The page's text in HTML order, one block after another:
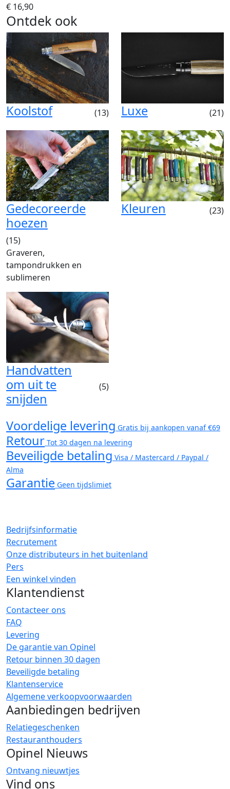
€ 16,90
Ontdek ook
Koolstof (13) Luxe (21)
Gedecoreerde
hoezen
(15)
Graveren,
tampondrukken en
sublimeren
Kleuren (23)
Handvatten
om uit te
snijden
(5)
Voordelige levering Gratis bij aankopen vanaf €69
Retour Tot 30 dagen na levering
Beveiligde betaling Visa / Mastercard / Paypal /
Alma
Garantie Geen tijdslimiet
Bedrijfsinformatie
Recrutement
Onze distributeurs in het buitenland
Pers
Een winkel vinden
Klantendienst
Contacteer ons
FAQ
Levering
De garantie van Opinel
Retour binnen 30 dagen
Beveiligde betaling
Klantenservice
Algemene verkoopvoorwaarden
Aanbiedingen bedrijven
Relatiegeschenken
Restauranthouders
Opinel Nieuws
Ontvang nieuwtjes
Vind ons